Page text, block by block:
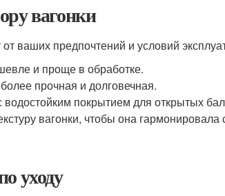
вагонки
ваших предпочтений и условий
и проще в обработке.
прочная и долговечная.
водостойким покрытием для открытых
вагонки, чтобы она гармонировала
уходу